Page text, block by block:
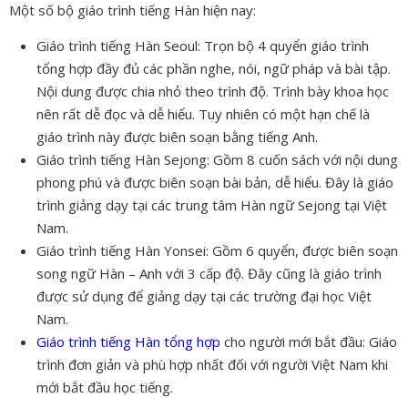
Một số bộ giáo trình tiếng Hàn hiện nay:
Giáo trình tiếng Hàn Seoul: Trọn bộ 4 quyển giáo trình
tổng hợp đầy đủ các phần nghe, nói, ngữ pháp và bài tập.
Nội dung được chia nhỏ theo trình độ. Trình bày khoa học
nên rất dễ đọc và dễ hiểu. Tuy nhiên có một hạn chế là
giáo trình này được biên soạn bằng tiếng Anh.
Giáo trình tiếng Hàn Sejong: Gồm 8 cuốn sách với nội dung
phong phú và được biên soạn bài bản, dễ hiểu. Đây là giáo
trình giảng dạy tại các trung tâm Hàn ngữ Sejong tại Việt
Nam.
Giáo trình tiếng Hàn Yonsei: Gồm 6 quyển, được biên soạn
song ngữ Hàn – Anh với 3 cấp độ. Đây cũng là giáo trình
được sử dụng để giảng dạy tại các trường đại học Việt
Nam.
Giáo trình tiếng Hàn tổng hợp cho người mới bắt đầu: Giáo
trình đơn giản và phù hợp nhất đối với người Việt Nam khi
mới bắt đầu học tiếng.